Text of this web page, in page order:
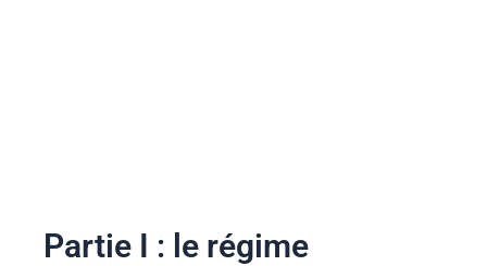
Partie I : le régime